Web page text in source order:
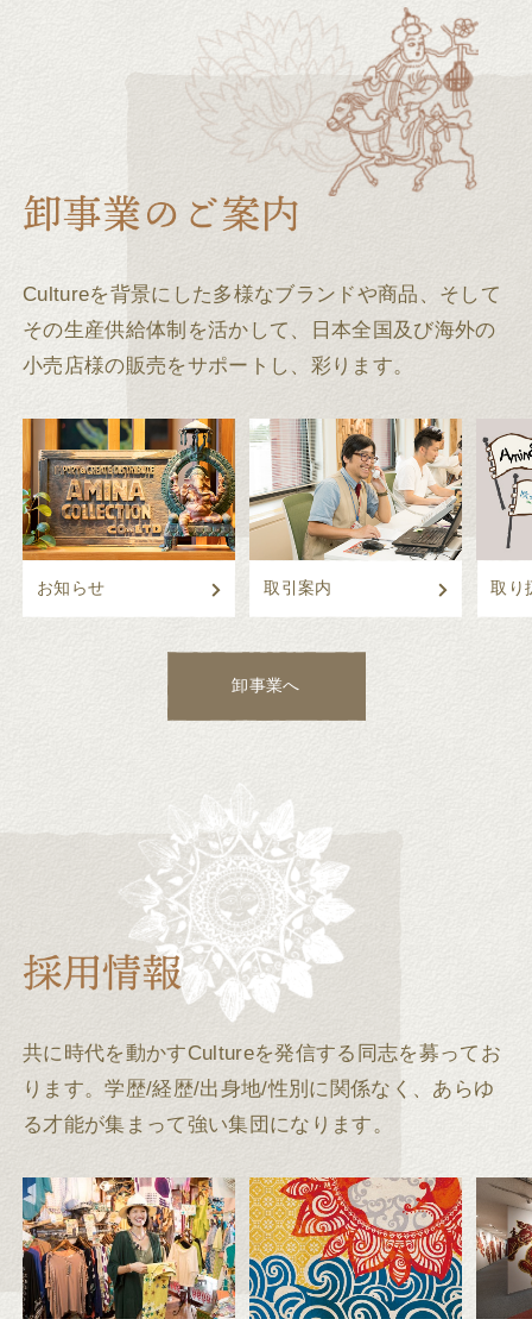
Cultureを背景にした多様なブランドや商品、そして
その生産供給体制を活かして、
日本全国及び海外の
小売店様の販売をサポートし、彩ります。
お知らせ 取引案内 取り
卸事業へ
共に時代を動かすCultureを発信する同志を募ってお
ります。学歴/経歴/出身地/性別に関係なく、あらゆ
る才能が集まって強い集団になります。